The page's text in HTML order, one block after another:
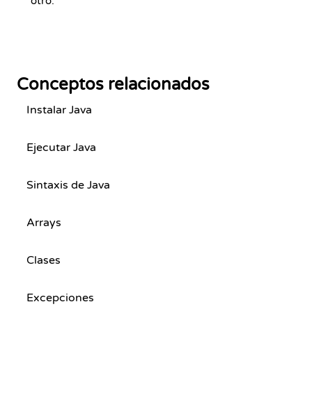
Conceptos relacionados
Instalar Java
Ejecutar Java
Sintaxis de Java
Arrays
Clases
Excepciones